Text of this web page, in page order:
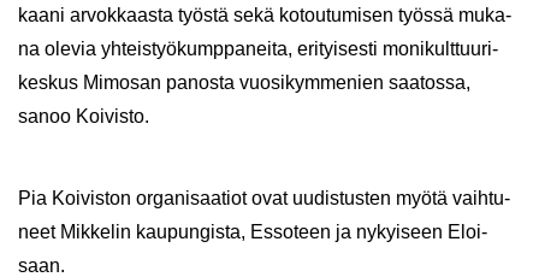
kaa­ni ar­vok­kaas­ta työs­tä sekä ko­tou­tu­mi­sen työs­sä mu­ka­
na ole­via yh­teis­työ­kump­pa­nei­ta, eri­tyi­ses­ti mo­ni­kult­tuu­ri­
kes­kus Mi­mo­san pa­nos­ta vuo­si­kym­me­nien saa­tos­sa,
sanoo Koi­vis­to.
Pia Koi­vis­ton or­ga­ni­saa­tiot ovat uu­dis­tus­ten myötä vaih­tu­
neet Mik­ke­lin kau­pun­gis­ta, Es­so­teen ja ny­kyi­seen Eloi­
saan.